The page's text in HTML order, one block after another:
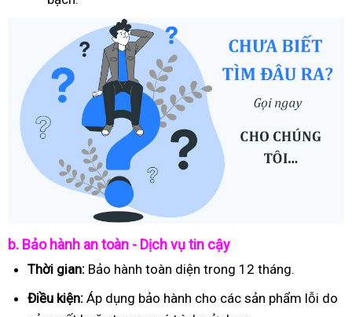
b. Bảo hành an toàn - Dịch vụ tin cậy
Thời gian: Bảo hành toàn diện trong 12 tháng.
Điều kiện: Áp dụng bảo hành cho các sản phẩm lỗi do